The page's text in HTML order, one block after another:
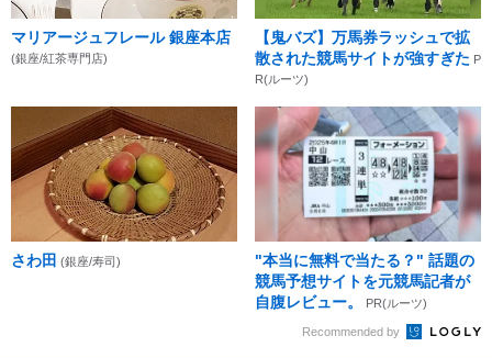
マリアージュフレール 銀座本店
(銀座/紅茶専門店)
【鬼バズ】万馬券ラッシュで拡
散された競馬サイトが強すぎた P
R(ルーツ)
さわ田 (銀座/寿司)
"本当に無料で当たる？" 話題の
競馬予想サイトを元競馬記者が
自腹レビュー。
PR(ルーツ)
Recommended by